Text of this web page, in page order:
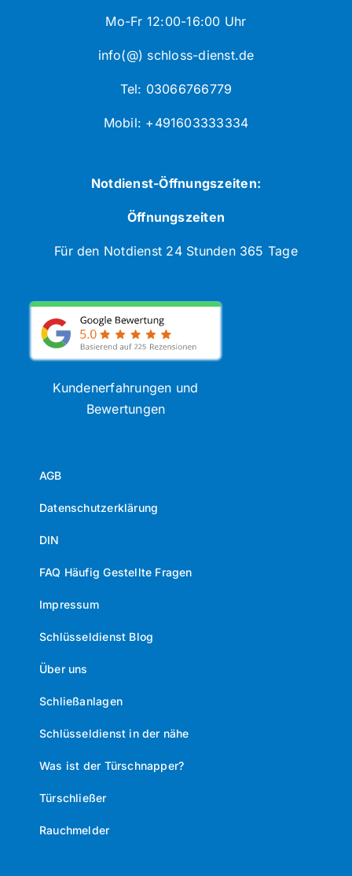
Mo-Fr 12:00-16:00 Uhr
info(@) schloss-dienst.de
Tel: 03066766779
Mobil: +491603333334
Notdienst-Öffnungszeiten:
Öffnungszeiten
Für den Notdienst 24 Stunden 365 Tage
Kundenerfahrungen und
Bewertungen
AGB
Datenschutzerklärung
DIN
FAQ Häufig Gestellte Fragen
Impressum
Schlüsseldienst Blog
Über uns
Schließanlagen
Schlüsseldienst in der nähe
Was ist der Türschnapper?
Türschließer
Rauchmelder